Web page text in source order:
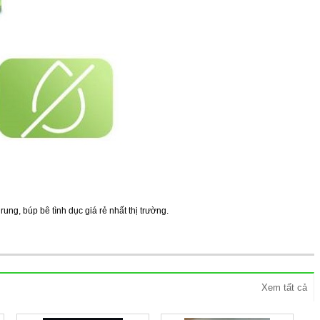
búp bê tình dục giá rẻ nhất thị trường.
Xem tất cả